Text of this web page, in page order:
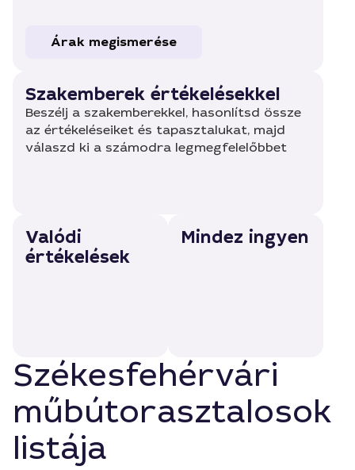
Árak megismerése
Szakemberek értékelésekkel
Beszélj a szakemberekkel, hasonlítsd össze
az értékeléseiket és tapasztalukat, majd
válaszd ki a számodra legmegfelelőbbet
Valódi
értékelések
Mindez ingyen
Székesfehérvári
műbútorasztalosok
listája